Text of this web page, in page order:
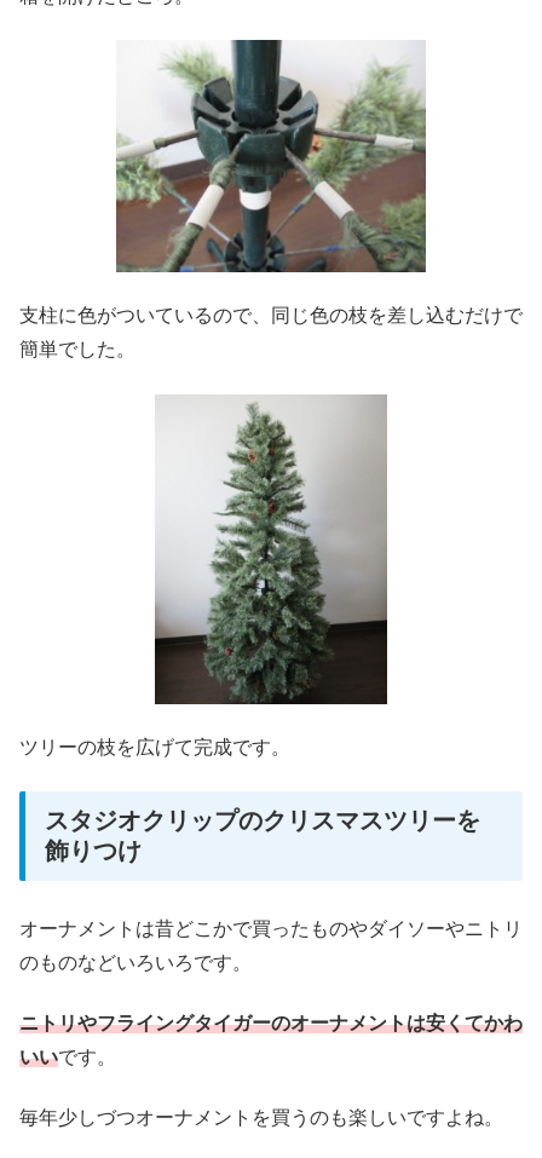
支柱に色がついているので、同じ色の枝を差し込むだけで
簡単でした。
ツリーの枝を広げて完成です。
スタジオクリップのクリスマスツリーを
飾りつけ
オーナメントは昔どこかで買ったものやダイソーやニトリ
のものなどいろいろです。
ニトリやフライングタイガーのオーナメントは安くてかわ
いいです。
毎年少しづつオーナメントを買うのも楽しいですよね。